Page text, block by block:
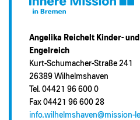
Angelika Reichelt Kinder-
Engelreich
Kurt-Schumacher-Straße 241
26389 Wilhelmshaven
Tel. 04421 96 600 0
Fax 04421 96 600 28
info.wilhelmshaven@mission-